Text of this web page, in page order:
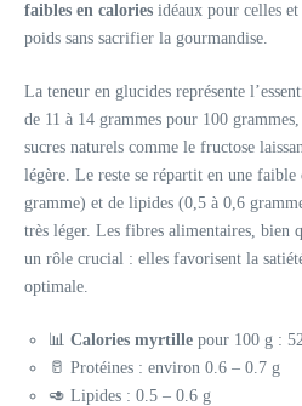
faibles en calories idéaux pour celles
poids sans sacrifier la gourmandise.
La teneur en glucides représente
de 11 à 14 grammes pour 100
sucres naturels comme le fructose
légère. Le reste se répartit en une
gramme) et de lipides (0,5 à 0,6
très léger. Les fibres alimentaires, bien
un rôle crucial : elles favorisent la
optimale.
📊 Calories myrtille pour 100 g :
🥛 Protéines : environ 0.6 – 0.7 g
🥑 Lipides : 0.5 – 0.6 g